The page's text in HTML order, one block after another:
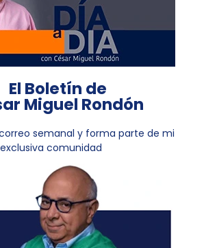
El Boletín de
Miguel Rondón
semanal y forma parte de mi
exclusiva comunidad